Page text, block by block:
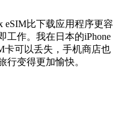
eSIM比下载应用程序更容
工作。我在日本的iPhone
卡可以丢失，手机商店也
行变得更加愉快。